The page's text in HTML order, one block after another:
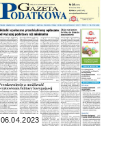
06.04.2023